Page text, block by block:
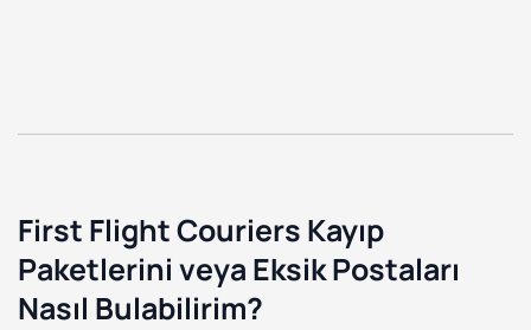
First Flight Couriers Kayıp
Paketlerini veya Eksik Postaları
Nasıl Bulabilirim?